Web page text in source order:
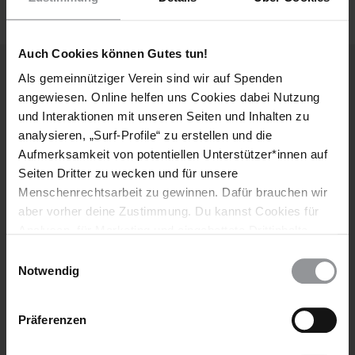
Auch Cookies können Gutes tun!
Als gemeinnütziger Verein sind wir auf Spenden
angewiesen. Online helfen uns Cookies dabei Nutzung
und Interaktionen mit unseren Seiten und Inhalten zu
analysieren, „Surf-Profile“ zu erstellen und die
Aufmerksamkeit von potentiellen Unterstützer*innen auf
Seiten Dritter zu wecken und für unsere
Menschenrechtsarbeit zu gewinnen. Dafür brauchen wir
aber vorher deine Zustimmung. Du kannst Cookies für
wieder ändern. Diesen Banner kannst Du über den Link
Notwendig
Präferenzen
Weitere Artikel